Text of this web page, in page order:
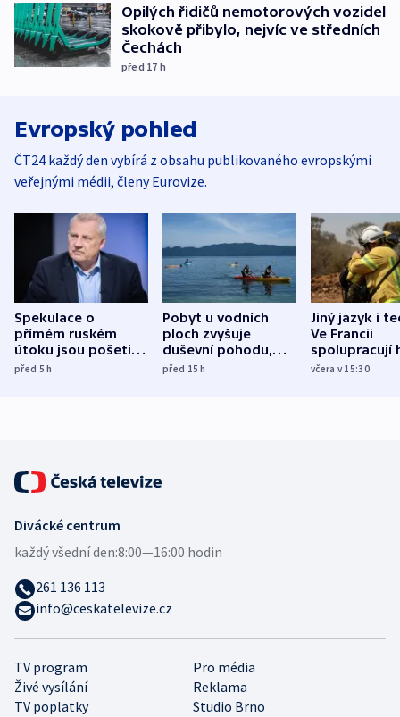
Opilých řidičů nemotorových vozidel
skokově přibylo, nejvíc ve středních
Čechách
před 17 h
Evropský pohled
ČT24 každý den vybírá z obsahu publikovaného evropskými
veřejnými médii, členy Eurovize.
Spekulace o
přímém ruském
útoku jsou pošetilé,
míní estonský
před 5h
Pobyt u vodních
ploch zvyšuje
duševní pohodu,
ukázala
před 15h
Jiný jazyk i
Ve Francii
spolupracují
různých zemí
včera v 15:30
TV program
Pro média
Živé vysílání
Reklama
TV poplatky
Studio Brno
Divácké centrum
každý všední den:8:00—16:00 hodin
261 136 113
info@ceskatelevize.cz